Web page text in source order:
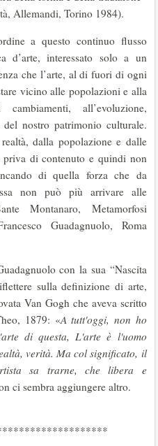
Allemandi, Torino 1984).
a questo continuo flusso
d’arte, interessato solo a un
che l’arte, al di fuori di ogni
vicino alle popolazioni e alla
all’evoluzione,
del nostro patrimonio culturale.
dalla popolazione e dalle
priva di contenuto e quindi non
di quella forza che da
non può più arrivare alle
Montanaro, Metamorfosi
Guadagnuolo, Roma
con la sua “Nascita
sulla definizione di arte,
Van Gogh che aveva scritto
1879: «A tutt'oggi, non ho
di questa, L'arte è l'uomo
verità. Ma col significato, il
sa trarne, che libera e
ci sembra aggiungere altro.